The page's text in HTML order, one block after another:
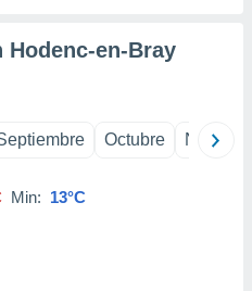
Hodenc-en-Bray
Octubre
Min: 13°C